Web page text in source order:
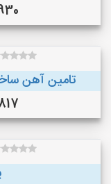
تامین آهن